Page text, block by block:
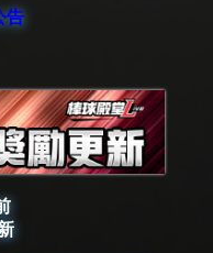
告